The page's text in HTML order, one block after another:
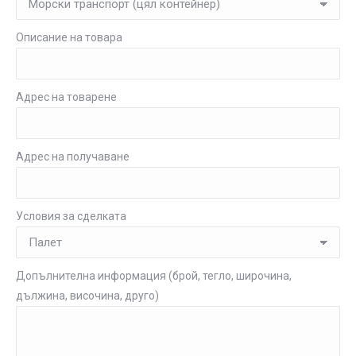
Описание на товара
Адрес на товарене
Адрес на получаване
Условия за сделката
Допълнителна информация (брой, тегло, широчина,
дължина, височина, друго)